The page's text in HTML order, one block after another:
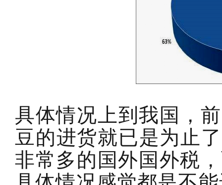
具体情况上到我国，
豆的进货就已是为止
非常多的国外国外税